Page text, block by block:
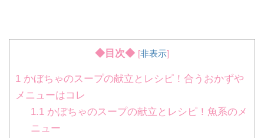
◆目次◆ [非表示]
1 かぼちゃのスープの献立とレシピ！合うおかずや
メニューはコレ
1.1かぼちゃのスープの献立とレシピ！魚系のメ
ニュー